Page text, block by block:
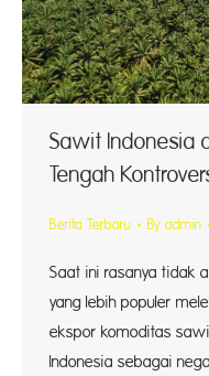
Sawit Indonesia
Tengah
Berita Terbaru By admin
Saat ini rasanya tidak
yang lebih populer
ekspor komoditas
Indonesia sebagai